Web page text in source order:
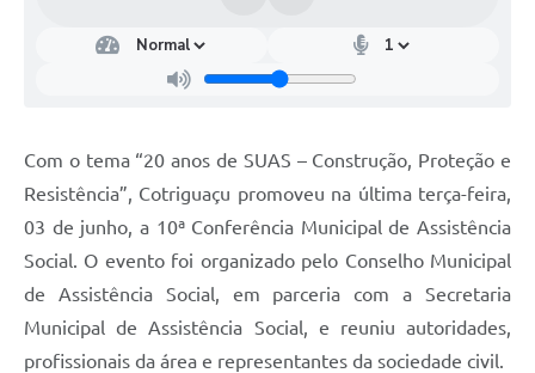
Contato
Com o tema “20 anos de SUAS – Construção, Proteção e
Resistência”, Cotriguaçu promoveu na última terça-feira,
03 de junho, a 10ª Conferência Municipal de Assistência
Social. O evento foi organizado pelo Conselho Municipal
de Assistência Social, em parceria com a Secretaria
Municipal de Assistência Social, e reuniu autoridades,
profissionais da área e representantes da sociedade civil.